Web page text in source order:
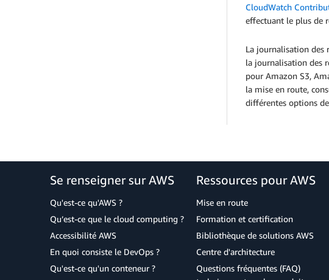
CloudWatch
effectuant le plus de
La journalisation des
la journalisation des
pour Amazon S3,
la mise en route,
différentes options
Se renseigner sur AWS
Qu'est-ce qu'AWS ?
Qu’est-ce que le cloud computing ?
Accessibilité AWS
En quoi consiste le DevOps ?
Qu'est-ce qu'un conteneur ?
Ressources pour AWS
Mise en route
Formation et certification
Bibliothèque de solutions AWS
Centre d'architecture
Questions fréquentes (FAQ)